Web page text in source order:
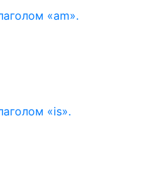
«am».
«is».